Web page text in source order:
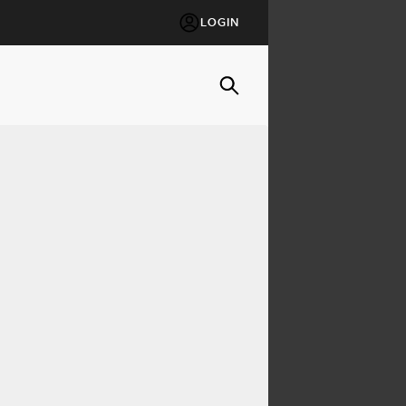
LOGIN